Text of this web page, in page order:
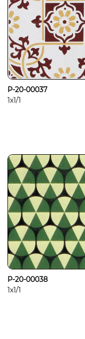
P-20-00037
1x1/1
P-20-00038
1x1/1